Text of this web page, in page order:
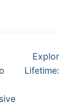
Next
post: